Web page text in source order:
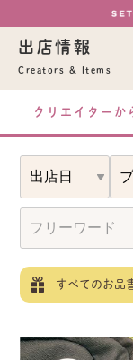
出店情報
Creators & Items
クリエイターか
すべてのお品